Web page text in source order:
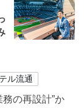
ル流通
務の再設計”か